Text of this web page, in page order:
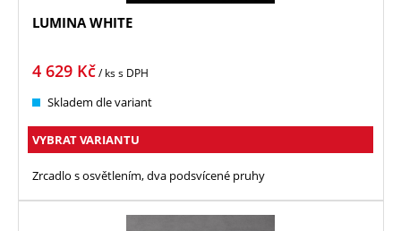
LUMINA WHITE
4 629 Kč/ kss DPH
Skladem dle variant
VYBRAT VARIANTU
Zrcadlo s osvětlením, dva podsvícené pruhy